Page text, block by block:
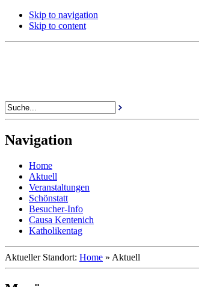
Skip to navigation
Skip to content
Navigation
Home
Aktuell
Veranstaltungen
Schönstatt
Besucher-Info
Causa Kentenich
Katholikentag
Aktueller Standort: Home » Aktuell